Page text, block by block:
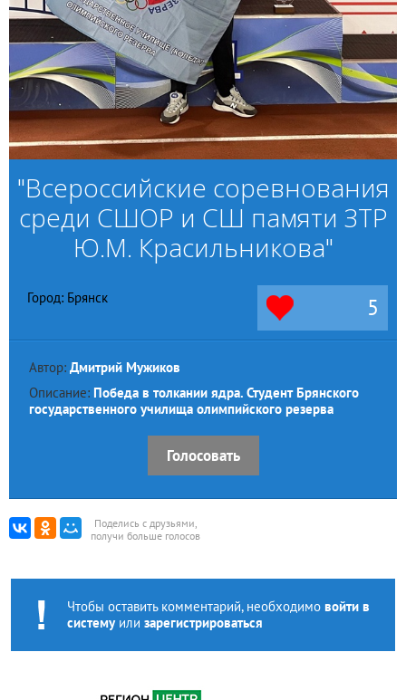
"Всероссийские соревнования
среди СШОР и СШ памяти ЗТР
Ю.М. Красильникова"
Город: Брянск 5
Автор: Дмитрий Мужиков
Описание: Победа в толкании ядра. Студент Брянского
государственного училища олимпийского резерва
Голосовать
Поделись с друзьями,
получи больше голосов
Чтобы оставить комментарий, необходимо войти в
системуили зарегистрироваться